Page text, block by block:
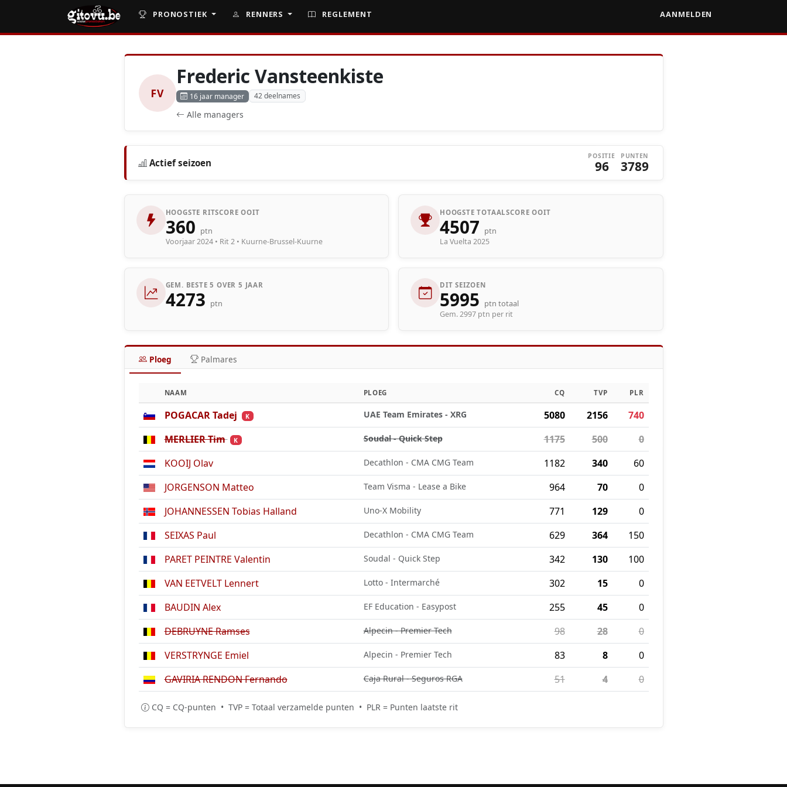
PRONOSTIEK RENNERS REGLEMENT AANMELDEN
FV
Frederic Vansteenkiste
16 jaar manager 42 deelnames
Alle managers
Actief seizoen
POSITIE
96
PUNTEN
3789
HOOGSTE RITSCORE OOIT
360 ptn
Voorjaar 2024 • Rit 2 • Kuurne-Brussel-Kuurne
HOOGSTE TOTAALSCORE OOIT
4507 ptn
La Vuelta 2025
GEM. BESTE 5 OVER 5 JAAR
4273 ptn
DIT SEIZOEN
5995 ptn totaal
Gem. 2997 ptn per rit
Ploeg Palmares
NAAM PLOEG CQ TVP PLR
POGACAR Tadej K UAE Team Emirates - XRG 5080 2156
740
MERLIER Tim
K Soudal - Quick Step 1175 500
0
KOOIJ Olav
Decathlon - CMA CMG Team 1182 340
60
JORGENSON Matteo
Team Visma - Lease a Bike 964 70
0
JOHANNESSEN Tobias Halland
Uno-X Mobility 771 129
0
SEIXAS Paul
Decathlon - CMA CMG Team 629 364
150
PARET PEINTRE Valentin
Soudal - Quick Step 342 130
100
VAN EETVELT Lennert
Lotto - Intermarché 302 15
0
BAUDIN Alex
EF Education - Easypost 255 45
0
DEBRUYNE Ramses
Alpecin - Premier Tech 98 28
0
VERSTRYNGE Emiel
Alpecin - Premier Tech 83 8
0
GAVIRIA RENDON Fernando
Caja Rural - Seguros RGA 51 4 0
CQ = CQ-punten • TVP = Totaal verzamelde punten • PLR = Punten laatste rit